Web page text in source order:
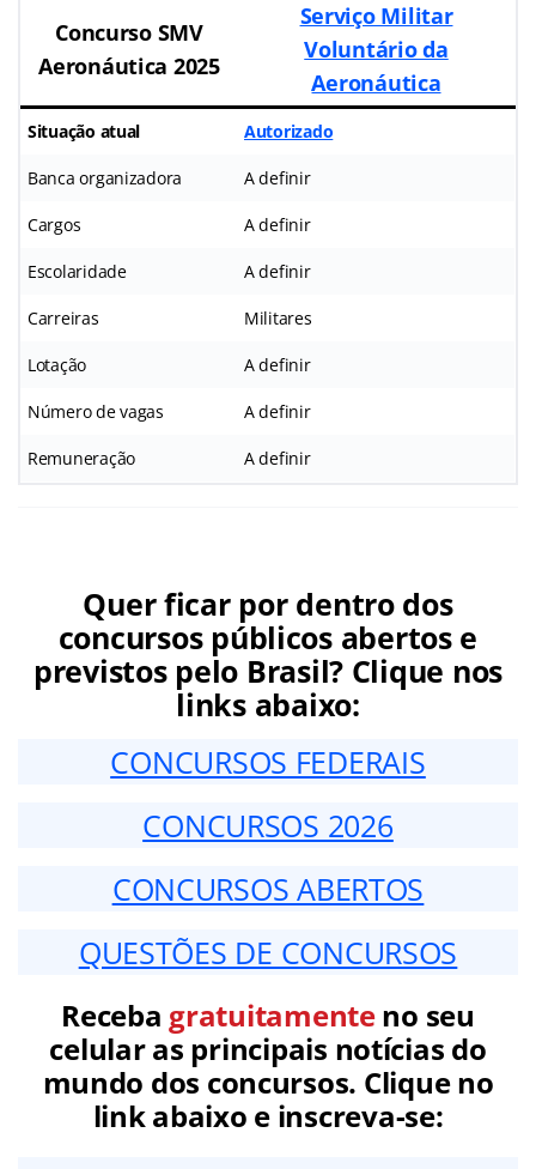
Concurso SMV
Aeronáutica 2025
Serviço Militar
Voluntário da
Aeronáutica
Situação atual Autorizado
Banca organizadora A definir
Cargos A definir
Escolaridade A definir
Carreiras Militares
Lotação A definir
Número de vagas A definir
Remuneração A definir
Quer ficar por dentro dos
concursos públicos abertos e
previstos pelo Brasil? Clique nos
links abaixo:
CONCURSOS FEDERAIS
CONCURSOS 2026
CONCURSOS ABERTOS
QUESTÕES DE CONCURSOS
Receba gratuitamenteno seu
celular as principais notícias do
mundo dos concursos. Clique no
link abaixo e inscreva-se: